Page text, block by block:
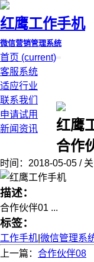
红鹰工作手机
微信营销管理系统
首页 (current)
客服系统
适应行业
联系我们
申请试用
新闻资讯
红鹰
合作
时间：2018-05-05 /
描述：
合作伙伴01 ...
标签：
工作手机 微信管理系
上一篇： 合作伙伴08